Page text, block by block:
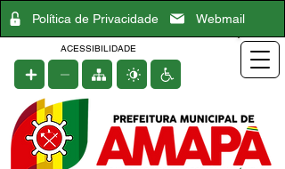
Política de Privacidade Webmail
ACESSIBILIDADE